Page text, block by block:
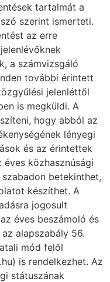
tartalmát a
szerint ismerteti.
az erre
a számvizsgáló
további érintett
jelenléttől
is megküldi. A
hogy abból az
lényegi
és az érintettek
közhasznúsági
betekinthet,
készíthet. A
jogosult
éves beszámoló és
alapszabály 56.
mód felől
is rendelkezhet. Az
státuszának